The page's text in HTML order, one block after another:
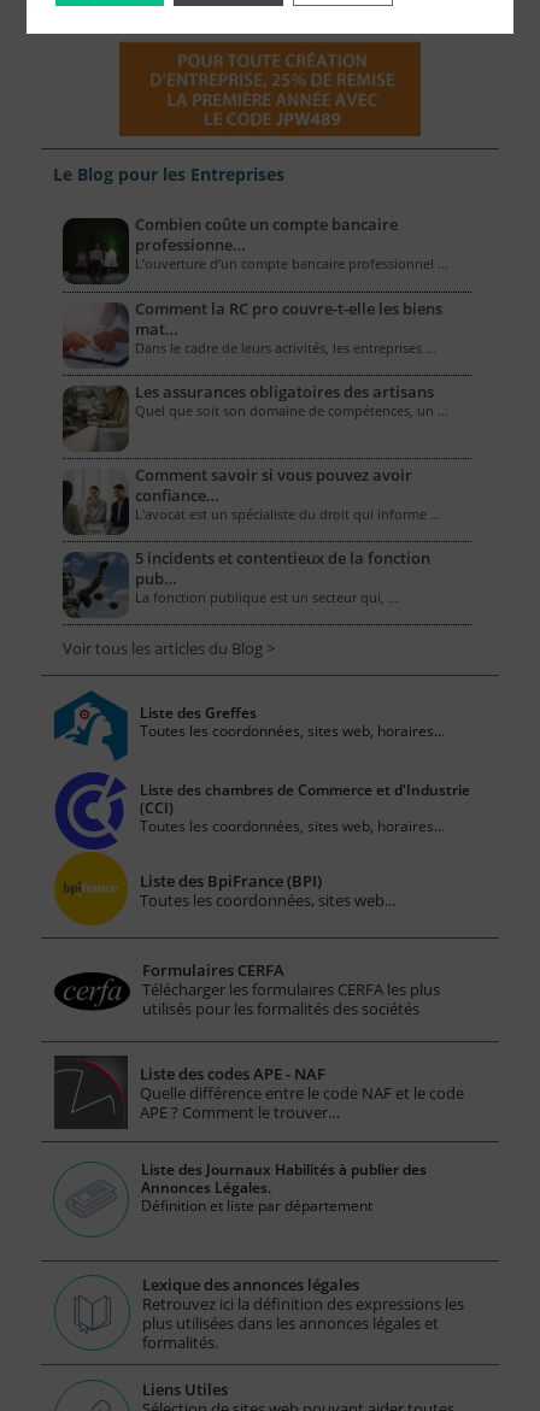
Le Blog pour les Entreprises
Combien coûte un compte bancaire
professionne…
L’ouverture d’un compte bancaire professionnel …
Comment la RC pro couvre-t-elle les biens
mat…
Dans le cadre de leurs activités, les entreprises …
Les assurances obligatoires des artisans
Quel que soit son domaine de compétences, un …
Comment savoir si vous pouvez avoir
confiance…
L'avocat est un spécialiste du droit qui informe …
5 incidents et contentieux de la fonction
pub…
La fonction publique est un secteur qui, …
Voir tous les articles du Blog >
Liste des Greffes
Toutes les coordonnées, sites web, horaires...
Liste des chambres de Commerce et d'Industrie
(CCI)
Toutes les coordonnées, sites web, horaires...
Liste des BpiFrance (BPI)
Toutes les coordonnées, sites web...
Formulaires CERFA
Télécharger les formulaires CERFA les plus
utilisés pour les formalités des sociétés
Liste des codes APE - NAF
Quelle différence entre le code NAF et le code
APE ? Comment le trouver…
Liste des Journaux Habilités à publier des
Annonces Légales.
Définition et liste par département
Lexique des annonces légales
Retrouvez ici la définition des expressions les
plus utilisées dans les annonces légales et
formalités.
Liens Utiles